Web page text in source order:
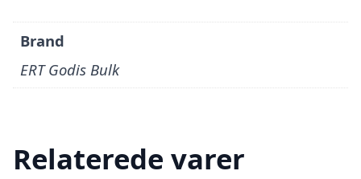
Brand
ERT Godis Bulk
Relaterede varer